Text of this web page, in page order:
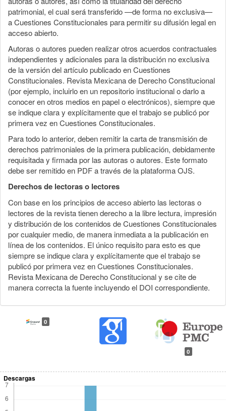
patrimonial, el cual será transferido —de forma no exclusiva—
a Cuestiones Constitucionales para permitir su difusión legal en
acceso abierto.
Autoras o autores pueden realizar otros acuerdos contractuales
independientes y adicionales para la distribución no exclusiva
de la versión del artículo publicado en Cuestiones
Constitucionales. Revista Mexicana de Derecho Constitucional
(por ejemplo, incluirlo en un repositorio institucional o darlo a
conocer en otros medios en papel o electrónicos), siempre que
se indique clara y explícitamente que el trabajo se publicó por
primera vez en Cuestiones Constitucionales.
Para todo lo anterior, deben remitir la carta de transmisión de
derechos patrimoniales de la primera publicación, debidamente
requisitada y firmada por las autoras o autores. Este formato
debe ser remitido en PDF a través de la plataforma OJS.
Derechos de lectoras o lectores
Con base en los principios de acceso abierto las lectoras o
lectores de la revista tienen derecho a la libre lectura, impresión
y distribución de los contenidos de Cuestiones Constitucionales
por cualquier medio, de manera inmediata a la publicación en
línea de los contenidos. El único requisito para esto es que
siempre se indique clara y explícitamente que el trabajo se
publicó por primera vez en Cuestiones Constitucionales.
Revista Mexicana de Derecho Constitucional y se cite de
manera correcta la fuente incluyendo el DOI correspondiente.
0
0
Descargas